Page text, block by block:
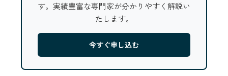
す。実績豊富な専門家が分かりやすく解説い
たします。
今すぐ申し込む